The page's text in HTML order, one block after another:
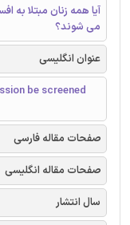
آیا همه زنان مبتلا به
می شوند؟
عنوان انگلیسی
be screened
صفحات مقاله فارسی
صفحات مقاله انگلیسی
سال انتشار